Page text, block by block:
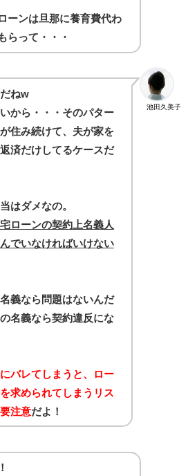
ーンは旦那に養育費代わ
らって・・・
池田久美子
ねw
から・・・そのパター
住み続けて、夫が家を
済だけしてるケースだ
はダメなの。
ローンの契約上名義人
でいなければいけない
義なら問題はないんだ
名義なら契約違反にな
バレてしまうと、ロー
求められてしまうリス
注意だよ！